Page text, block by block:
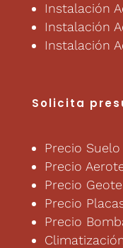
Instalación
Instalación
Instalación
Solicita
Precio
Precio
Precio
Precio
Precio